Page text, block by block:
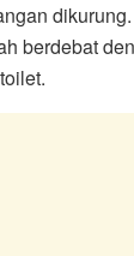
berdebat